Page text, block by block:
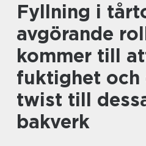
Fyllning i tårtor har en
avgörande
kommer till
fuktighet och
twist till
bakverk